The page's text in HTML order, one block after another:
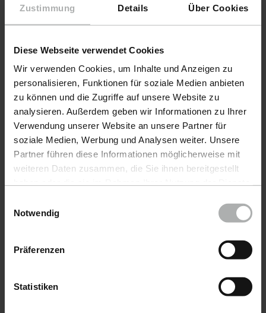
Zustimmung Details Über Cookies
Diese Webseite verwendet Cookies
Wir verwenden Cookies, um Inhalte und Anzeigen zu
personalisieren, Funktionen für soziale Medien anbieten
zu können und die Zugriffe auf unsere Website zu
analysieren. Außerdem geben wir Informationen zu Ihrer
Verwendung unserer Website an unsere Partner für
soziale Medien, Werbung und Analysen weiter. Unsere
Partner führen diese Informationen möglicherweise mit
weiteren Daten zusammen, die Sie ihnen bereitgestellt
Einstellungen zu den Cookies finden Sie unter
Notwendig
Präferenzen
Statistiken
KochChemie · Item No. 9998263
Allround Microfiber Sponge
€ 14.90 €
incl.